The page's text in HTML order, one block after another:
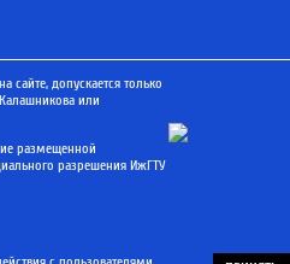
допускается только
или
размещенной
разрешения ИжГТУ